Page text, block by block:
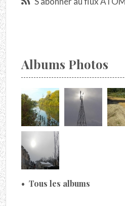
Albums Photos
Tous les albums